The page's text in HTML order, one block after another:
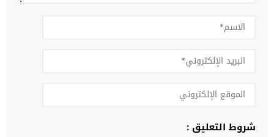
شروط التعليق :